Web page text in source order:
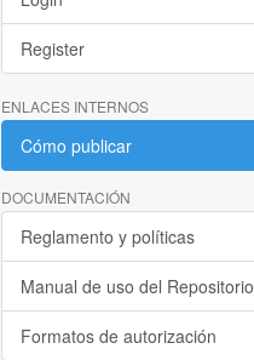
Register
ENLACES INTERNOS
Cómo publicar
DOCUMENTACIÓN
Reglamento y políticas
Manual de uso del Repositorio
Formatos de autorización